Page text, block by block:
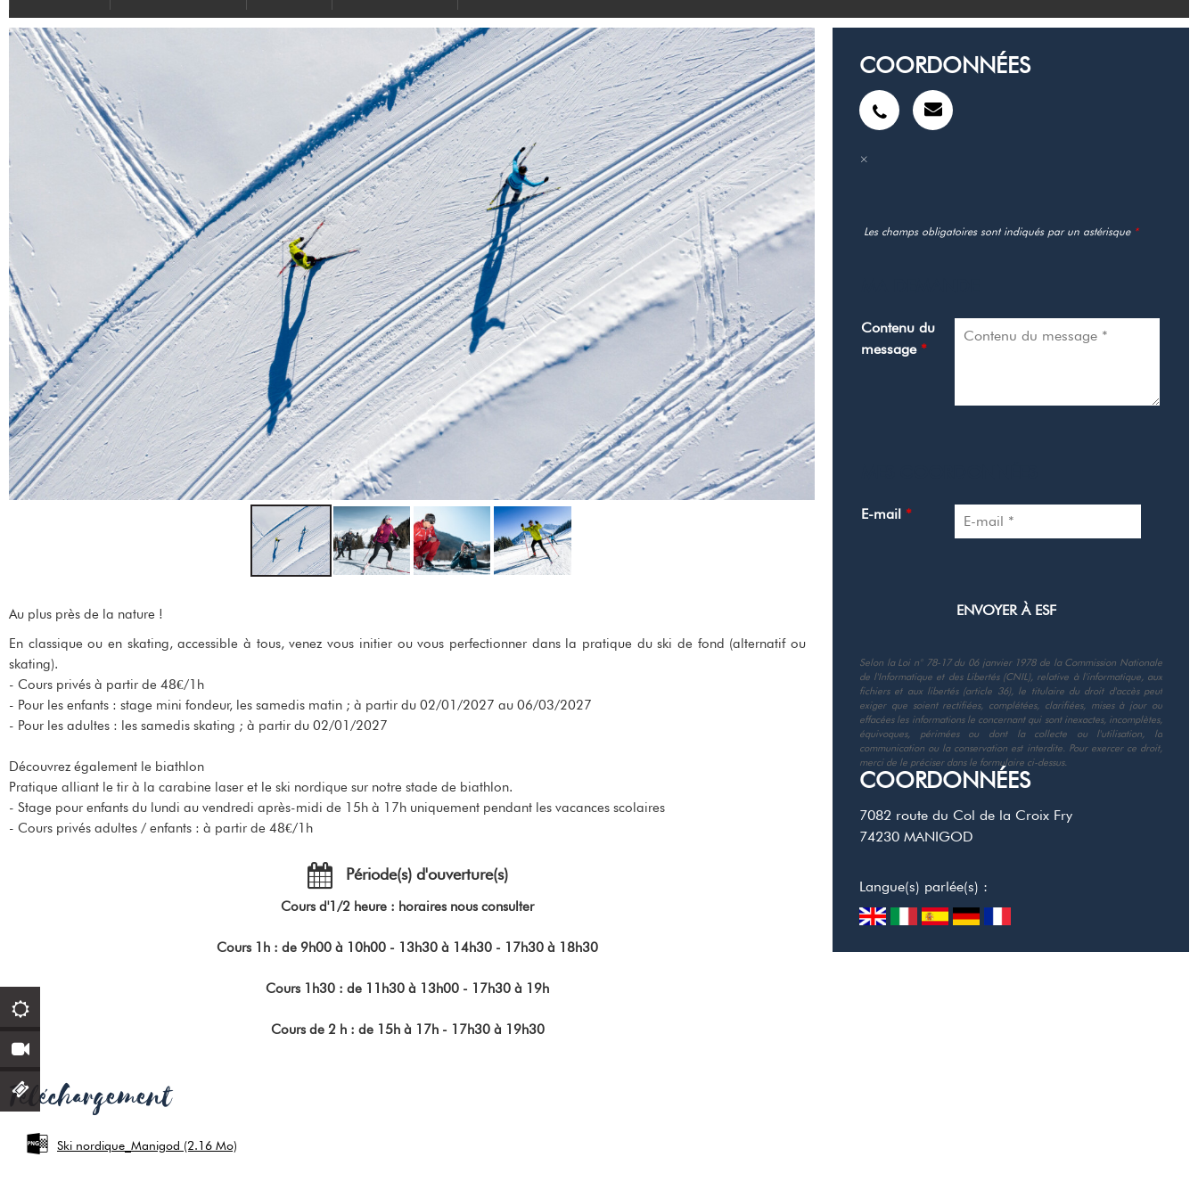
Au plus près de la nature !
En classique ou en skating, accessible à tous, venez vous initier ou vous perfectionner dans la pratique du ski de fond (alternatif ou
skating).
- Cours privés à partir de 48€/1h
- Pour les enfants : stage mini fondeur, les samedis matin ; à partir du 02/01/2027 au 06/03/2027
- Pour les adultes : les samedis skating ; à partir du 02/01/2027
Découvrez également le biathlon
Pratique alliant le tir à la carabine laser et le ski nordique sur notre stade de biathlon.
- Stage pour enfants du lundi au vendredi après-midi de 15h à 17h uniquement pendant les vacances scolaires
- Cours privés adultes / enfants : à partir de 48€/1h
Période(s) d'ouverture(s)
Cours d'1/2 heure : horaires nous consulter
Cours 1h : de 9h00 à 10h00 - 13h30 à 14h30 - 17h30 à 18h30
Cours 1h30 : de 11h30 à 13h00 - 17h30 à 19h
Cours de 2 h : de 15h à 17h - 17h30 à 19h30
Téléchargement
Ski nordique_Manigod (2.16 Mo)
COORDONNÉES
Les champs obligatoires sont indiqués par un astérisque *
Contenu du
message *
E-mail *
Selon la Loi n° 78-17 du 06 janvier 1978 de la Commission Nationale
de l'Informatique et des Libertés (CNIL), relative à l'informatique, aux
fichiers et aux libertés (article 36), le titulaire du droit d'accès peut
exiger que soient rectifiées, complétées, clarifiées, mises à jour ou
effacées les informations le concernant qui sont inexactes, incomplètes,
équivoques, périmées ou dont la collecte ou l'utilisation, la
communication ou la conservation est interdite. Pour exercer ce droit,
merci de le préciser dans le formulaire ci-dessus.
COORDONNÉES
7082 route du Col de la Croix Fry
74230 MANIGOD
Langue(s) parlée(s) :